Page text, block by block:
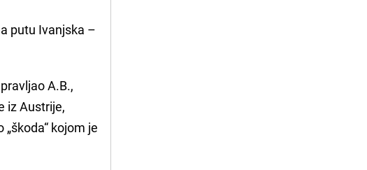
putu Ivanjska –
A.B.,
iz Austrije,
kojom je